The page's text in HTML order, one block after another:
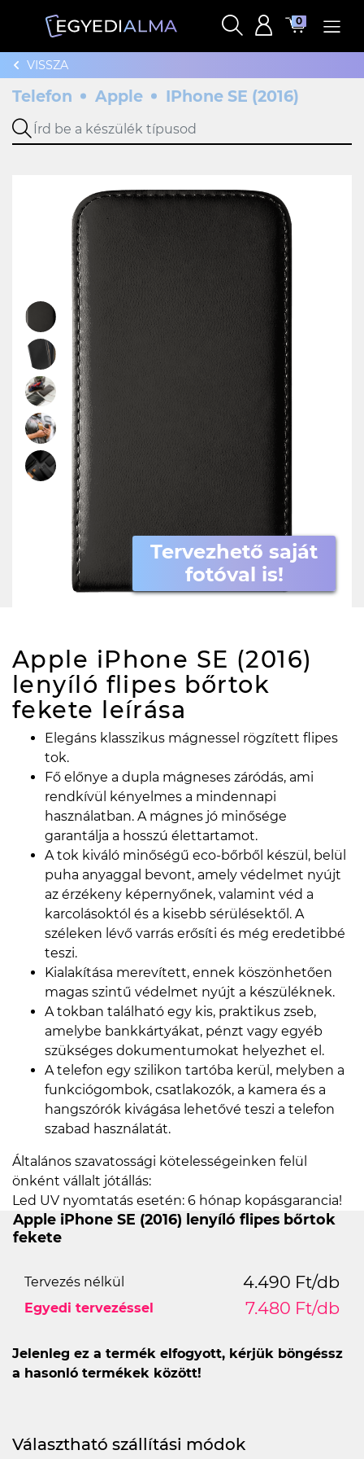
0
VISSZA
Telefon Apple IPhone SE (2016)
Tervezhető saját
fotóval is!
Apple iPhone SE (2016)
lenyíló flipes bőrtok
fekete leírása
Elegáns klasszikus mágnessel rögzített flipes
tok.
Fő előnye a dupla mágneses záródás, ami
rendkívül kényelmes a mindennapi
használatban. A mágnes jó minősége
garantálja a hosszú élettartamot.
A tok kiváló minőségű eco-bőrből készül, belül
puha anyaggal bevont, amely védelmet nyújt
az érzékeny képernyőnek, valamint véd a
karcolásoktól és a kisebb sérülésektől. A
széleken lévő varrás erősíti és még eredetibbé
teszi.
Kialakítása merevített, ennek köszönhetően
magas szintű védelmet nyújt a készüléknek.
A tokban található egy kis, praktikus zseb,
amelybe bankkártyákat, pénzt vagy egyéb
szükséges dokumentumokat helyezhet el.
A telefon egy szilikon tartóba kerül, melyben a
funkciógombok, csatlakozók, a kamera és a
hangszórók kivágása lehetővé teszi a telefon
szabad használatát.
Általános szavatossági kötelességeinken felül
önként vállalt jótállás:
Led UV nyomtatás esetén: 6 hónap kopásgarancia!
Apple iPhone SE (2016) lenyíló flipes bőrtok
fekete
Tervezés nélkül 4.490 Ft/db
Egyedi tervezéssel 7.480 Ft/db
Jelenleg ez a termék elfogyott, kérjük böngéssz
a hasonló termékek között!
Választható szállítási módok